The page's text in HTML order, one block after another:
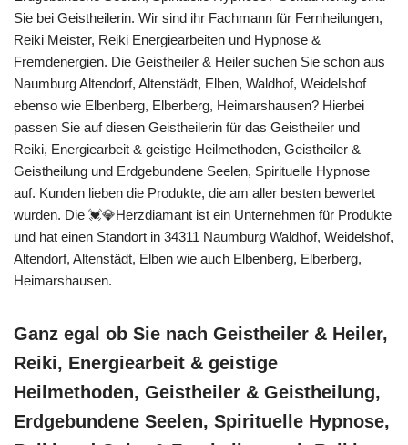
Sie bei Geistheilerin. Wir sind ihr Fachmann für Fernheilungen,
Reiki Meister, Reiki Energiearbeiten und Hypnose &
Fremdenergien. Die Geistheiler & Heiler suchen Sie schon aus
Naumburg Altendorf, Altenstädt, Elben, Waldhof, Weidelshof
ebenso wie Elbenberg, Elberberg, Heimarshausen? Hierbei
passen Sie auf diesen Geistheilerin für das Geistheiler und
Reiki, Energiearbeit & geistige Heilmethoden, Geistheiler &
Geistheilung und Erdgebundene Seelen, Spirituelle Hypnose
auf. Kunden lieben die Produkte, die am aller besten bewertet
wurden. Die 💓️💎Herzdiamant ist ein Unternehmen für Produkte
und hat einen Standort in 34311 Naumburg Waldhof, Weidelshof,
Altendorf, Altenstädt, Elben wie auch Elbenberg, Elberberg,
Heimarshausen.
Ganz egal ob Sie nach Geistheiler & Heiler,
Reiki, Energiearbeit & geistige
Heilmethoden, Geistheiler & Geistheilung,
Erdgebundene Seelen, Spirituelle Hypnose,